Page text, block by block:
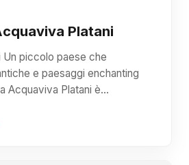
Platani
Un piccolo paese che
e paesaggi enchanting
Acquaviva Platani è…